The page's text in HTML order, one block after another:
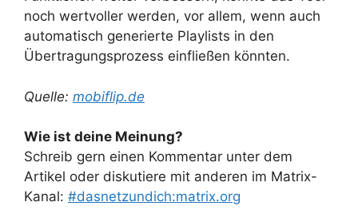
noch wertvoller werden, vor allem, wenn auch
automatisch generierte Playlists in den
Übertragungsprozess einfließen könnten.
Quelle: mobiflip.de
Wie ist deine Meinung?
Schreib gern einen Kommentar unter dem
Artikel oder diskutiere mit anderen im Matrix-
Kanal: #dasnetzundich:matrix.org